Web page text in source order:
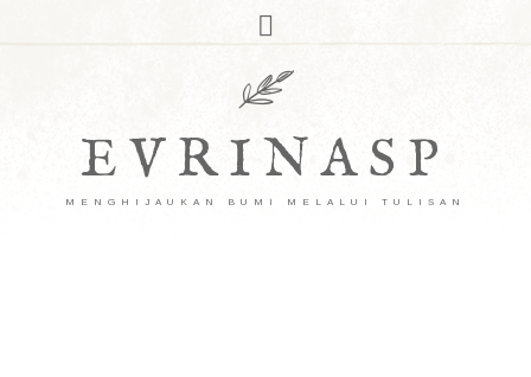
EVRINASP
MENGHIJAUKAN BUMI MELALUI TULISAN